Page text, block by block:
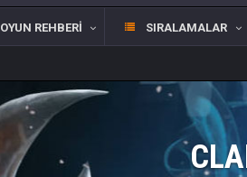
OYUN REHBERI SIRALAMALAR